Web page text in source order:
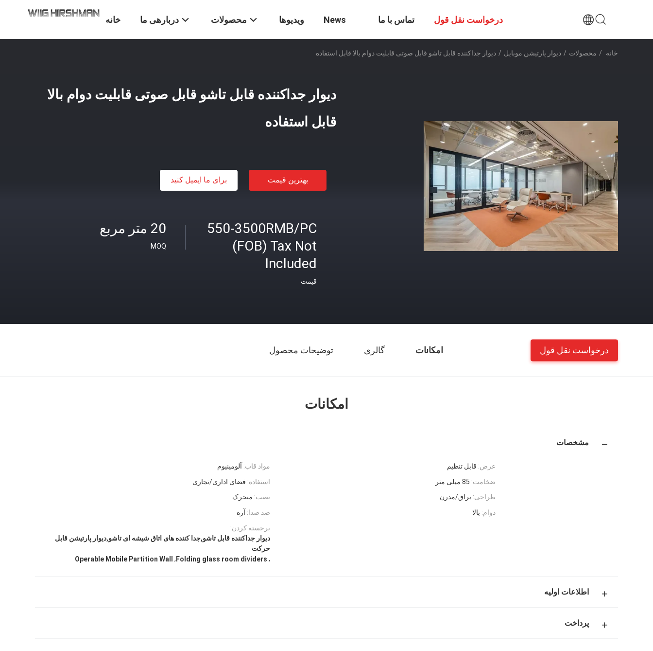
خانه دربارهی ما محصولات ویدیوها News تماس با ما درخواست نقل قول
خانه / محصولات / دیوار پارتیشن موبایل / دیوار جداکننده قابل تاشو قابل صوتی قابلیت دوام بالا قابل استفاده
دیوار جداکننده قابل تاشو قابل صوتی قابلیت دوام بالا
قابل استفاده
بهترین قیمت برای ما ایمیل کنید
20 متر مربع
MOQ
550-3500RMB/PC
(FOB) Tax Not
Included
قیمت
امکانات گالری توضیحات محصول درخواست نقل قول
امکانات
مشخصات
مواد قاب: آلومینیوم عرض: قابل تنظیم
استفاده: فضای اداری/تجاری ضخامت: 85 میلی متر
نصب: متحرک طراحی: براق/مدرن
ضد صدا: آره دوام: بالا
برجسته کردن:
ديوار جداکننده قابل تاشو,جدا کننده های اتاق شیشه ای تاشو,دیوار پارتیشن قابل
حرکت
,
Folding glass room dividers
,
Operable Mobile Partition Wall
اطلاعات اولیه
پرداخت